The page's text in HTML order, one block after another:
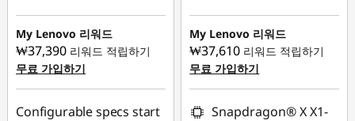
즉시 할인: :-
₩560,858
My Lenovo 리워드
₩37,390 리워드 적립하기
무료 가입하기
Configurable specs start
즉시 할인: :-
₩650,059
My Lenovo 리워드
₩37,610 리워드 적립하기
무료 가입하기
Snapdragon® X X1-